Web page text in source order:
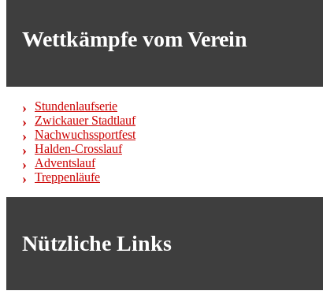
Wettkämpfe vom Verein
Stundenlaufserie
Zwickauer Stadtlauf
Nachwuchssportfest
Halden-Crosslauf
Adventslauf
Treppenläufe
Nützliche Links